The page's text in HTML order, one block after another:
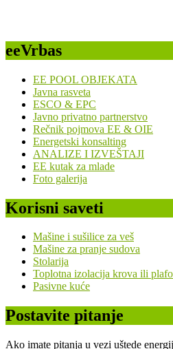
eeVrbas
EE POOL OBJEKATA
Javna rasveta
ESCO & EPC
Javno privatno partnerstvo
Rečnik pojmova EE & OIE
Energetski konsalting
ANALIZE I IZVEŠTAJI
EE kutak za mlade
Foto galerija
Korisni saveti
Mašine i sušilice za veš
Mašine za pranje sudova
Stolarija
Toplotna izolacija krova ili
Pasivne kuće
Postavite pitanje
Ako imate pitanja u vezi uštede